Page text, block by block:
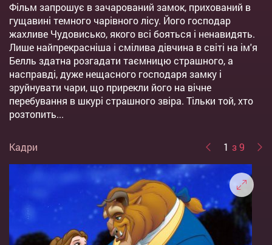
Фільм запрошує в зачарований замок, прихований в
гущавині темного чарівного лісу. Його господар
жахливе Чудовисько, якого всі бояться і ненавидять.
Лише найпрекрасніша і смілива дівчина в світі на ім'я
Белль здатна розгадати таємницю страшного, а
насправді, дуже нещасного господаря замку і
зруйнувати чари, що прирекли його на вічне
перебування в шкурі страшного звіра. Тільки той, хто
розтопить...
Кадри 1 з 9